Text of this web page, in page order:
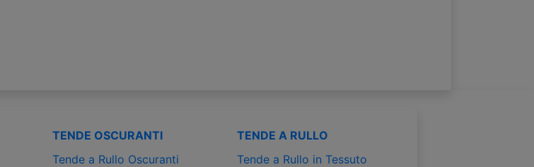
TENDE OSCURANTI
Tende a Rullo Oscuranti
TENDE A RULLO
Tende a Rullo in Tessuto